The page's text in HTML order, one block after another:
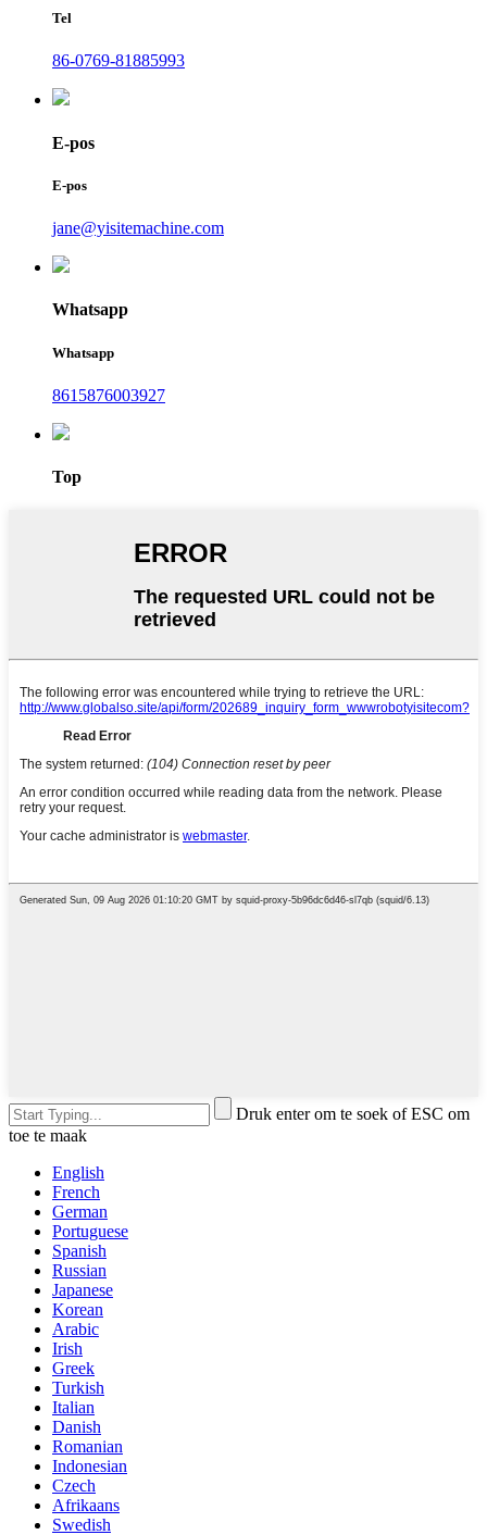
Tel
86-0769-81885993
E-pos
E-pos
jane@yisitemachine.com
Whatsapp
Whatsapp
8615876003927
Top
Druk enter om te soek of ESC om
toe te maak
English
French
German
Portuguese
Spanish
Russian
Japanese
Korean
Arabic
Irish
Greek
Turkish
Italian
Danish
Romanian
Indonesian
Czech
Afrikaans
Swedish